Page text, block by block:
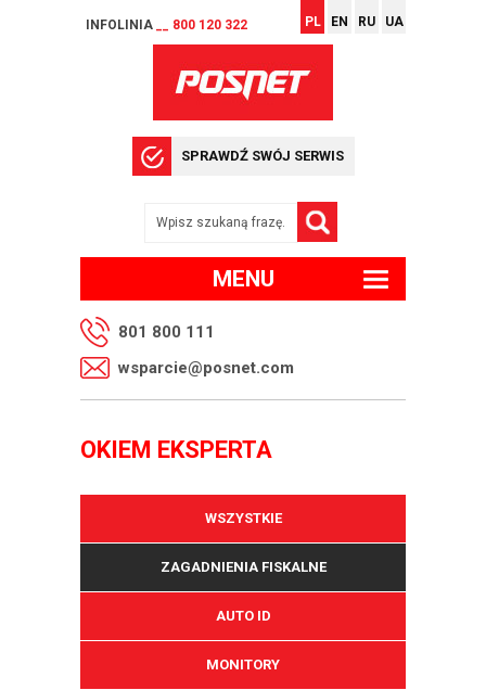
INFOLINIA __ 800 120 322 PL EN RU UA
SPRAWDŹ SWÓJ SERWIS
MENU
801 800 111
wsparcie@posnet.com
OKIEM EKSPERTA
WSZYSTKIE
ZAGADNIENIA FISKALNE
AUTO ID
MONITORY